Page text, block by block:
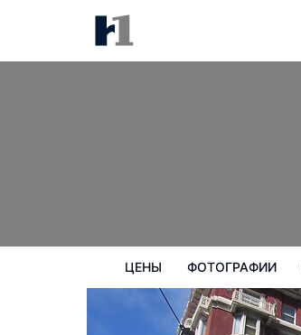
ЦЕНЫ ФОТОГРАФИИ